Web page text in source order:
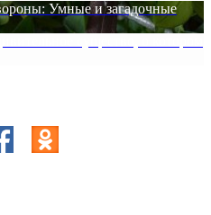
Умные и загадочные